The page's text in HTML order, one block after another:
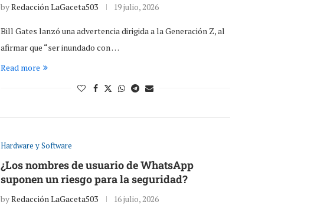
byRedacción LaGaceta503 19 julio, 2026
Bill Gates lanzó una advertencia dirigida a la Generación Z, al
afirmar que “ser inundado con …
Read more
Hardware y Software
¿Los nombres de usuario de WhatsApp
suponen un riesgo para la seguridad?
byRedacción LaGaceta503 16 julio, 2026